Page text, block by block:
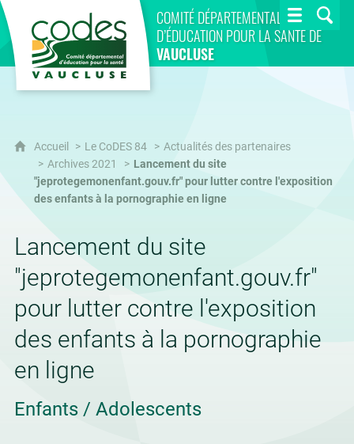
COMITÉ DÉPARTEMENTAL
D’ÉDUCATION POUR LA SANTÉ DE
VAUCLUSE
CoDES 84
Accueil Le CoDES 84
Actualités des partenaires
Archives 2021
Lancement du site
"jeprotegemonenfant.gouv.fr" pour lutter contre l'exposition
des enfants à la pornographie en ligne
Lancement du site
"jeprotegemonenfant.gouv.fr"
pour lutter contre l'exposition
des enfants à la pornographie
en ligne
Enfants / Adolescents